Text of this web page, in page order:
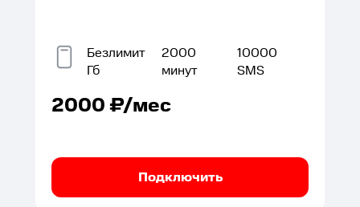
Безлимит
Гб
2000
минут
10000
SMS
2000₽/мес
Подключить